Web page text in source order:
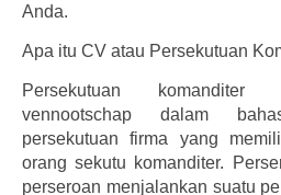
Anda.
Apa itu CV atau Persekutuan
Persekutuan komanditer
vennootschap dalam
persekutuan firma yang
orang sekutu komanditer.
perseroan menjalankan suatu